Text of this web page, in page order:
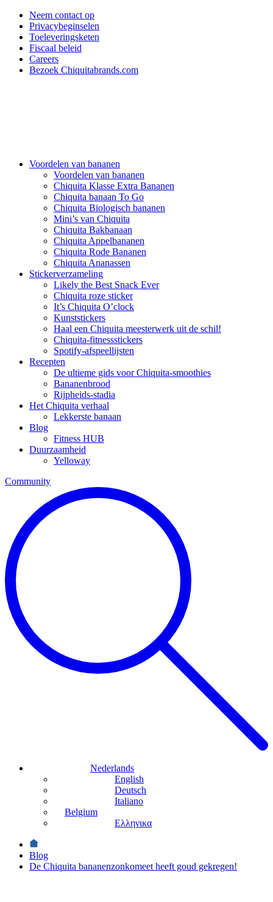
Neem contact op
Privacybeginselen
Toeleveringsketen
Fiscaal beleid
Careers
Bezoek Chiquitabrands.com
Voordelen van bananen
Voordelen van bananen
Chiquita Klasse Extra Bananen
Chiquita banaan To Go
Chiquita Biologisch bananen
Mini’s van Chiquita
Chiquita Bakbanaan
Chiquita Appelbananen
Chiquita Rode Bananen
Chiquita Ananassen
Stickerverzameling
Likely the Best Snack Ever
Chiquita roze sticker
It’s Chiquita O’clock
Kunststickers
Haal een Chiquita meesterwerk uit de schil!
Chiquita-fitnessstickers
Spotify-afspeellijsten
Recepten
De ultieme gids voor Chiquita-smoothies
Bananenbrood
Rijpheids-stadia
Het Chiquita verhaal
Lekkerste banaan
Blog
Fitness HUB
Duurzaamheid
Yelloway
Community
Nederlands
English
Deutsch
Italiano
Belgium
Ελληνικα
Blog
De Chiquita bananenzonkomeet heeft goud gekregen!